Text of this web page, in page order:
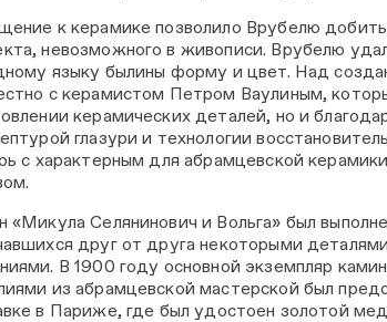
к керамике позволило Врубелю
невозможного в живописи. Врубелю
языку былины форму и цвет. Над
с керамистом Петром Ваулиным,
керамических деталей, но и
глазури и технологии
с характерным для абрамцевской
«Микула Селянинович и Вольга» был
друг от друга некоторыми
В 1900 году основной экземпляр
из абрамцевской мастерской был
в Париже, где был удостоен золотой